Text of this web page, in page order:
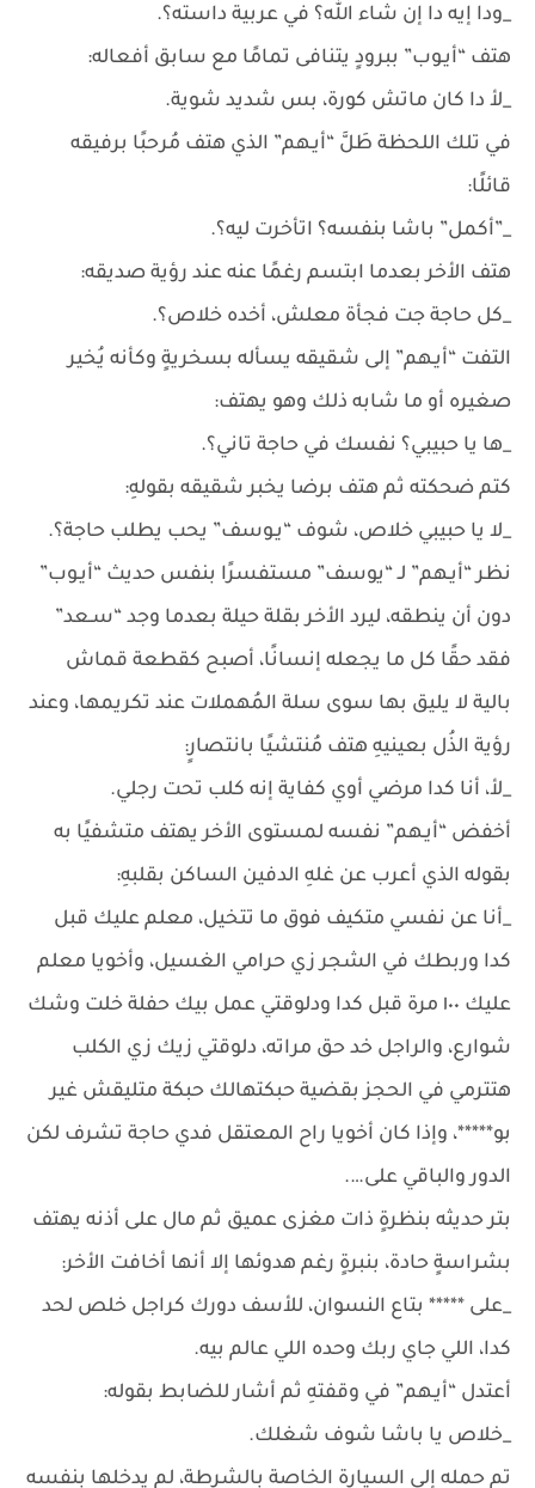
_ودا إيه دا إن شاء الله؟ في عربية داسته؟.
هتف “أيـوب” ببرودٍ يتنافى تمامًا مع سابق أفعاله:
_لأ دا كان ماتش كورة، بس شديد شوية.
في تلك اللحظة طَلَّ “أيـهم” الذي هتف مُرحبًا برفيقه
قائلًا:
_”أكمل” باشا بنفسه؟ اتأخرت ليه؟.
هتف الأخر بعدما ابتسم رغمًا عنه عند رؤية صديقه:
_كل حاجة جت فجأة معلش، أخده خلاص؟.
التفت “أيـهم” إلى شقيقه يسأله بسخريةٍ وكأنه يُخير
صغيره أو ما شابه ذلك وهو يهتف:
_ها يا حبيبي؟ نفسك في حاجة تاني؟.
كتم ضحكته ثم هتف برضا يخبر شقيقه بقولهِ:
_لا يا حبيبي خلاص، شوف “يـوسف” يحب يطلب حاجة؟.
نظر “أيـهم” لـ “يوسف” مستفسرًا بنفس حديث “أيـوب”
دون أن ينطقه، ليرد الأخر بقلة حيلة بعدما وجد “سـعد”
فقد حقًا كل ما يجعله إنسانًا، أصبح كقطعة قماش
بالية لا يليق بها سوى سلة المُهملات عند تكريمها، وعند
رؤية الذُل بعينيهِ هتف مُنتشيًا بانتصارٍ:
_لأ، أنا كدا مرضي أوي كفاية إنه كلب تحت رجلي.
أخفض “أيـهم” نفسه لمستوى الأخر يهتف متشفيًا به
بقوله الذي أعرب عن غلهِ الدفين الساكن بقلبهِ:
_أنا عن نفسي متكيف فوق ما تتخيل، معلم عليك قبل
كدا وربطك في الشجر زي حرامي الغسيل، وأخويا معلم
عليك ١٠٠ مرة قبل كدا ودلوقتي عمل بيك حفلة خلت وشك
شوارع، والراجل خد حق مراته، دلوقتي زيك زي الكلب
هتترمي في الحجز بقضية حبكتهالك حبكة متليقش غير
بو*****، وإذا كان أخويا راح المعتقل فدي حاجة تشرف لكن
الدور والباقي على….
بتر حديثه بنظرةٍ ذات مغزى عميق ثم مال على أذنه يهتف
بشراسةٍ حادة، بنبرةٍ رغم هدوئها إلا أنها أخافت الأخر:
_على ***** بتاع النسوان، للأسف دورك كراجل خلص لحد
كدا، اللي جاي ربك وحده اللي عالم بيه.
أعتدل “أيـهم” في وقفتهِ ثم أشار للضابط بقوله:
_خلاص يا باشا شوف شغلك.
تم حمله إلى السيارة الخاصة بالشرطة، لم يدخلها بنفسه